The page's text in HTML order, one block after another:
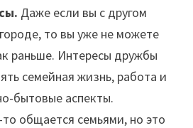
Даже если вы с другом
то вы уже не можете
раньше. Интересы дружбы
семейная жизнь, работа и
бытовые аспекты.
общается семьями, но это